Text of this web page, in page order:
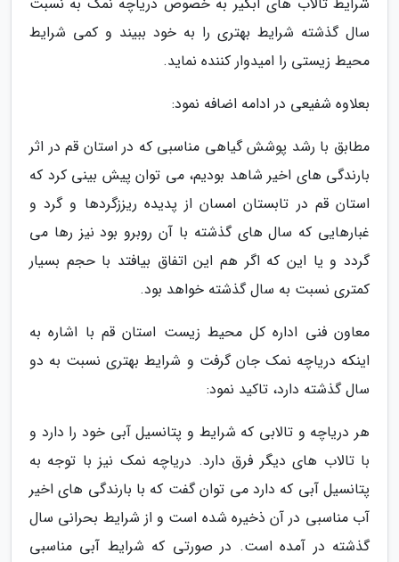
سال گذشته شرایط بهتری را به خود ببیند و کمی شرایط
محیط زیستی را امیدوار کننده نماید.
بعلاوه شفیعی در ادامه اضافه نمود:
مطابق با رشد پوشش گیاهی مناسبی که در استان قم در اثر
بارندگی های اخیر شاهد بودیم، می توان پیش بینی کرد که
استان قم در تابستان امسان از پدیده ریززگردها و گرد و
غبارهایی که سال های گذشته با آن روبرو بود نیز رها می
گردد و یا این که اگر هم این اتفاق بیافتد با حجم بسیار
کمتری نسبت به سال گذشته خواهد بود.
معاون فنی اداره کل محیط زیست استان قم با اشاره به
اینکه دریاچه نمک جان گرفت و شرایط بهتری نسبت به دو
سال گذشته دارد، تاکید نمود:
هر دریاچه و تالابی که شرایط و پتانسیل آبی خود را دارد و
با تالاب های دیگر فرق دارد. دریاچه نمک نیز با توجه به
پتانسیل آبی که دارد می توان گفت که با بارندگی های اخیر
آب مناسبی در آن ذخیره شده است و از شرایط بحرانی سال
گذشته در آمده است. در صورتی که شرایط آبی مناسبی